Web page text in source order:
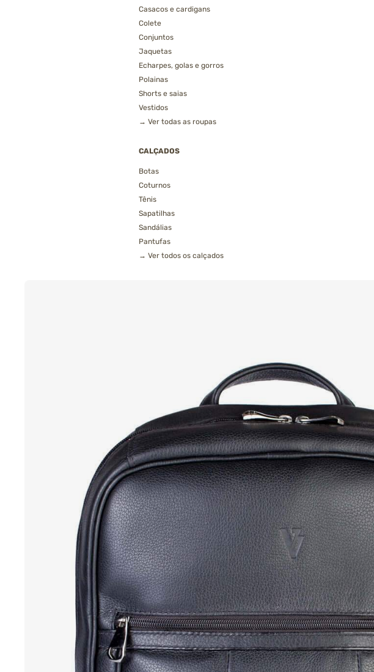
Casacos e cardigans
Colete
Conjuntos
Jaquetas
Echarpes, golas e gorros
Polainas
Shorts e saias
Vestidos
→ Ver todas as roupas
CALÇADOS
Botas
Coturnos
Tênis
Sapatilhas
Sandálias
Pantufas
→ Ver todos os calçados